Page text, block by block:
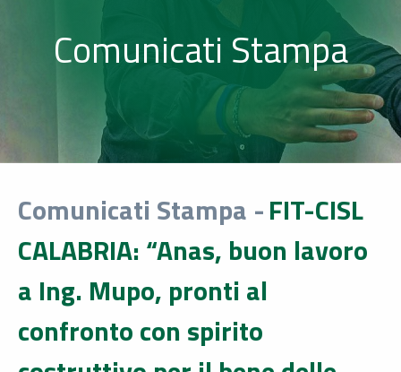
Comunicati Stampa
Comunicati Stampa -FIT-CISL
CALABRIA: “Anas, buon lavoro
a Ing. Mupo, pronti al
confronto con spirito